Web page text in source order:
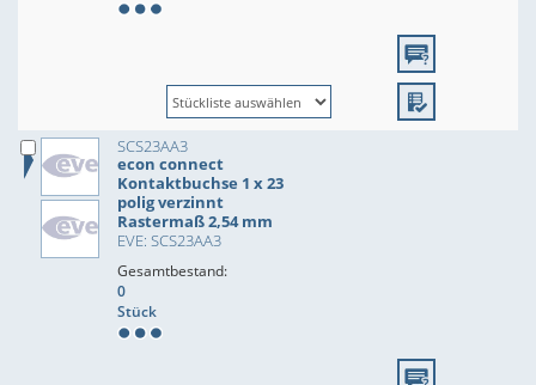
SCS23AA3
econ connect
Kontaktbuchse 1 x 23
polig verzinnt
Rastermaß 2,54 mm
EVE: SCS23AA3
Gesamtbestand:
0
Stück